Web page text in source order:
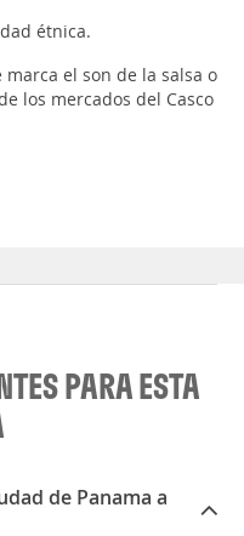
étnica.
el son de la salsa o
los mercados del Casco
PARA ESTA
de Panama a